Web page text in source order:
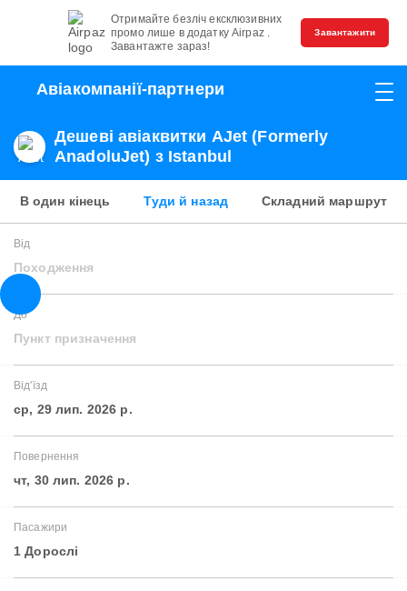
Отримайте безліч ексклюзивних
промо лише в додатку Airpaz .
Завантажте зараз!
Завантажити
Авіакомпанії-партнери
Дешеві авіаквитки AJet (Formerly
AnadoluJet) з Istanbul
В один кінець Туди й назад Складний маршрут
Від
Походження
До
Пункт призначення
Від'їзд
ср, 29 лип. 2026 р.
Повернення
чт, 30 лип. 2026 р.
Пасажири
1 Дорослі